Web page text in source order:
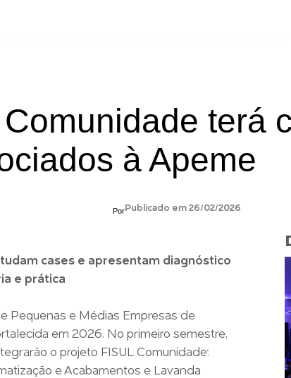
terá
à Apeme
PorPublicado em 26/02/2026
cases e apresentam diagnóstico
e prática
Pequenas e Médias Empresas de
em 2026. No primeiro semestre,
o projeto FISUL Comunidade:
e Acabamentos e Lavanda